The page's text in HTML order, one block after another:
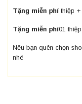
Tặng miễn phí thiệp
Tặng miễn phí01
Nếu bạn quên chọn
nhé